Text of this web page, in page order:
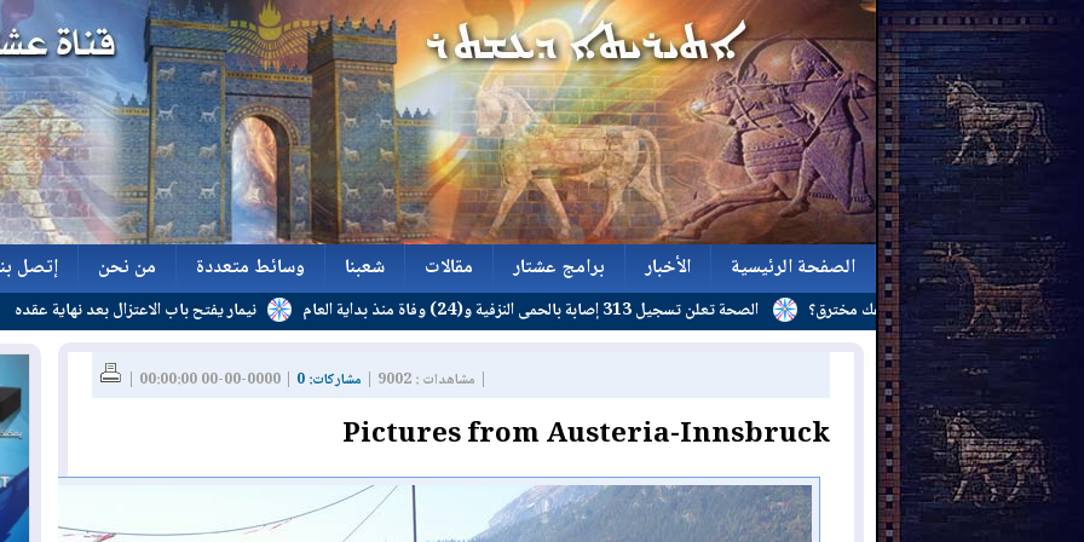
الصفحة الرئيسية
الصفحة الرئيسية
الأخبار
الأخبار
برامج عشتار
برامج عشتار
مقالات
مقالات
شعبنا
شعبنا
وسائط متعددة
وسائط متعددة
من نحن
من نحن
إتصل
إتصل
أن هاتفك مخترق؟ الصحة تعلن تسجيل 313 إصابة بالحمى النزفية و(24) وفاة منذ بداية العام نيمار يفتح باب الاعتزال بعد نهاية عقده
| مشاهدات : 9002 | مشاركات: 0
Pictures from Austeria-Innsbruck